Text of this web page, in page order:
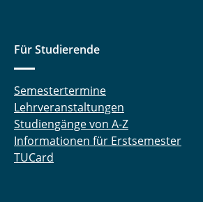
Für Studierende
Semestertermine
Lehrveranstaltungen
Studiengänge von A-Z
Informationen für Erstsemester
TUCard